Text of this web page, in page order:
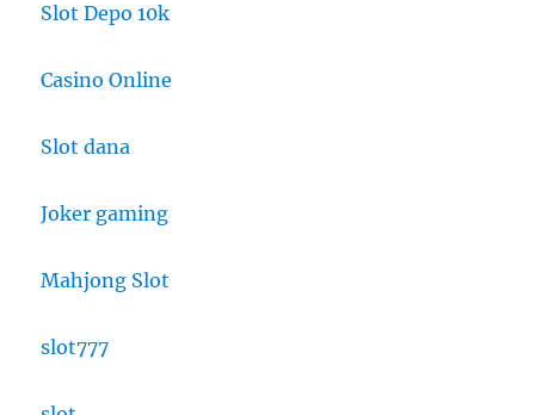
Slot Depo 10k
Casino Online
Slot dana
Joker gaming
Mahjong Slot
slot777